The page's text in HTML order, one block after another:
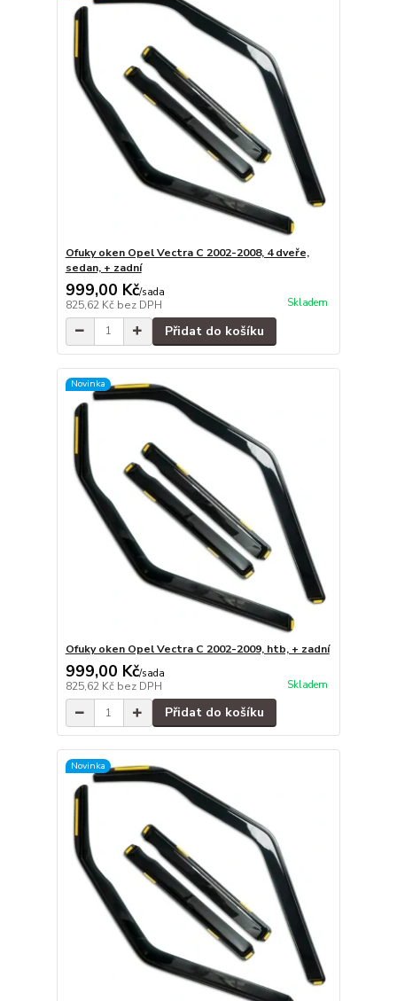
Ofuky oken Opel Vectra C 2002-2008, 4 dveře,
sedan, + zadní
999,00 Kč/sada
825,62 Kč bez DPH Skladem
Přidat do košíku
Novinka
Ofuky oken Opel Vectra C 2002-2009, htb, + zadní
999,00 Kč/sada
825,62 Kč bez DPH Skladem
Přidat do košíku
Novinka